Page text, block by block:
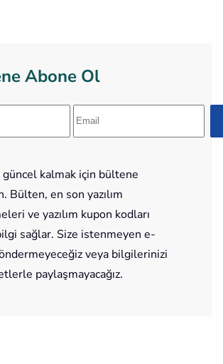
Abone Ol
kalmak için bültene
Bülten, en son yazılım
ve yazılım kupon kodları
sağlar. Size istenmeyen e-
veya bilgilerinizi
paylaşmayacağız.